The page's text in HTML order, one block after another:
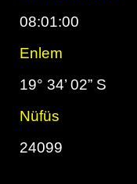
08:01:00
Enlem
19° 34’ 02” S
Nüfüs
24099